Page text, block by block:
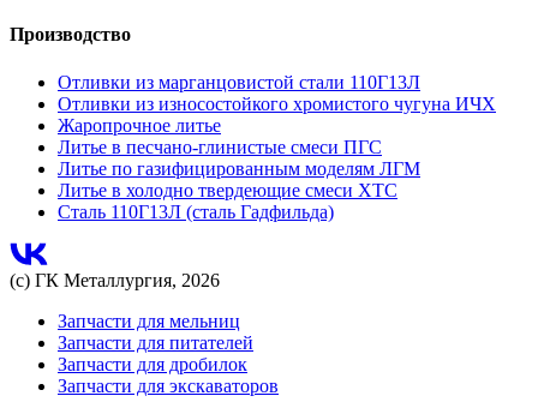
Производство
Отливки из марганцовистой стали 110Г13Л
Отливки из износостойкого хромистого чугуна ИЧХ
Жаропрочное литье
Литье в песчано-глинистые смеси ПГС
Литье по газифицированным моделям ЛГМ
Литье в холодно твердеющие смеси ХТС
Сталь 110Г13Л (сталь Гадфильда)
(с) ГК Металлургия, 2026
Запчасти для мельниц
Запчасти для питателей
Запчасти для дробилок
Запчасти для экскаваторов